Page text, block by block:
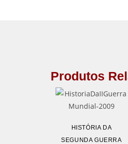
Produtos
HISTÓRIA DA
SEGUNDA GUERRA